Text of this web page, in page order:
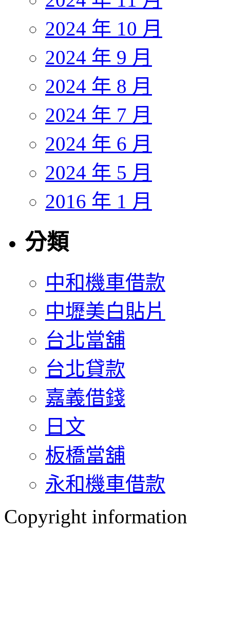
2024 年 10 月
2024 年 9 月
2024 年 8 月
2024 年 7 月
2024 年 6 月
2024 年 5 月
2016 年 1 月
分類
中和機車借款
中壢美白貼片
台北當舖
台北貸款
嘉義借錢
日文
板橋當舖
永和機車借款
Copyright information